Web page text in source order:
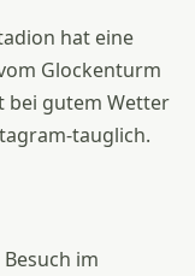
hat eine
Glockenturm
bei gutem Wetter
tauglich.
im